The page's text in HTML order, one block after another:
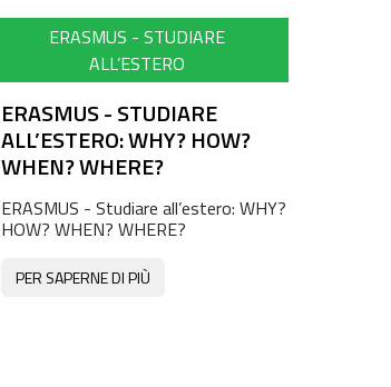
ERASMUS - STUDIARE
ALL’ESTERO
ERASMUS - STUDIARE
ALL’ESTERO: WHY? HOW?
WHEN? WHERE?
ERASMUS - Studiare all’estero: WHY?
HOW? WHEN? WHERE?
PER SAPERNE DI PIÙ